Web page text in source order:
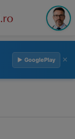
▶ GooglePlay ×